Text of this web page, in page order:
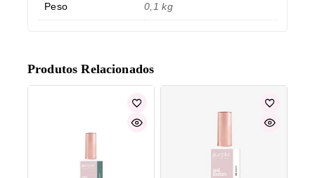
Peso 0,1 kg
Produtos Relacionados